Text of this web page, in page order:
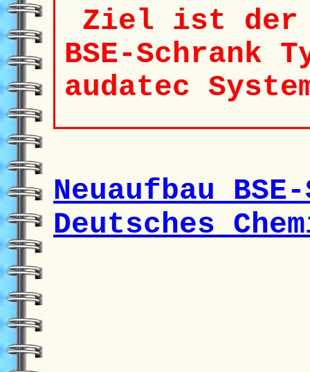
Ziel ist der
BSE-Schrank
audatec
Neuaufbau
Deutsches